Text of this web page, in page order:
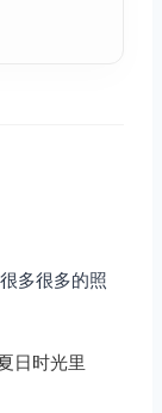
多很多的照
日时光里